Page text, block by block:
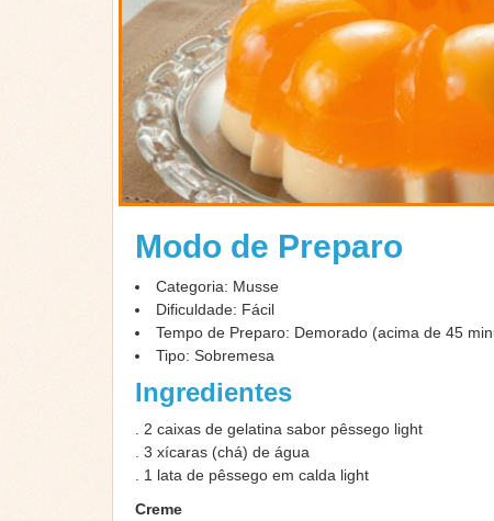
Modo de Preparo
Categoria: Musse
Dificuldade: Fácil
Tempo de Preparo: Demorado (acima de 45
Tipo: Sobremesa
Ingredientes
. 2 caixas de gelatina sabor pêssego light
. 3 xícaras (chá) de água
. 1 lata de pêssego em calda light
Creme